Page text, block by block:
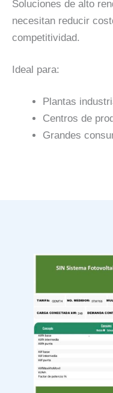
Soluciones de alto
necesitan reducir
competitividad.
Ideal para:
Plantas
Centros de
Grandes